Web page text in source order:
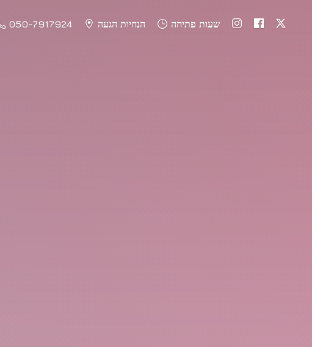
050-7917924 הנחיות הגעה שעות פתיחה